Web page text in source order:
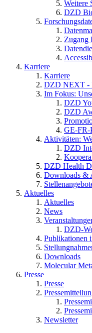
Weitere
DZD
Zugang
Karriere
Karriere
DZD NEXT -
Im Fokus:
DZD
DZD
GE-FR-
Aktivitäten:
DZD
DZD Health
Downloads &
Aktuelles
Aktuelles
News
DZD-
Publikationen
Downloads
Molecular
Presse
Presse
Newsletter